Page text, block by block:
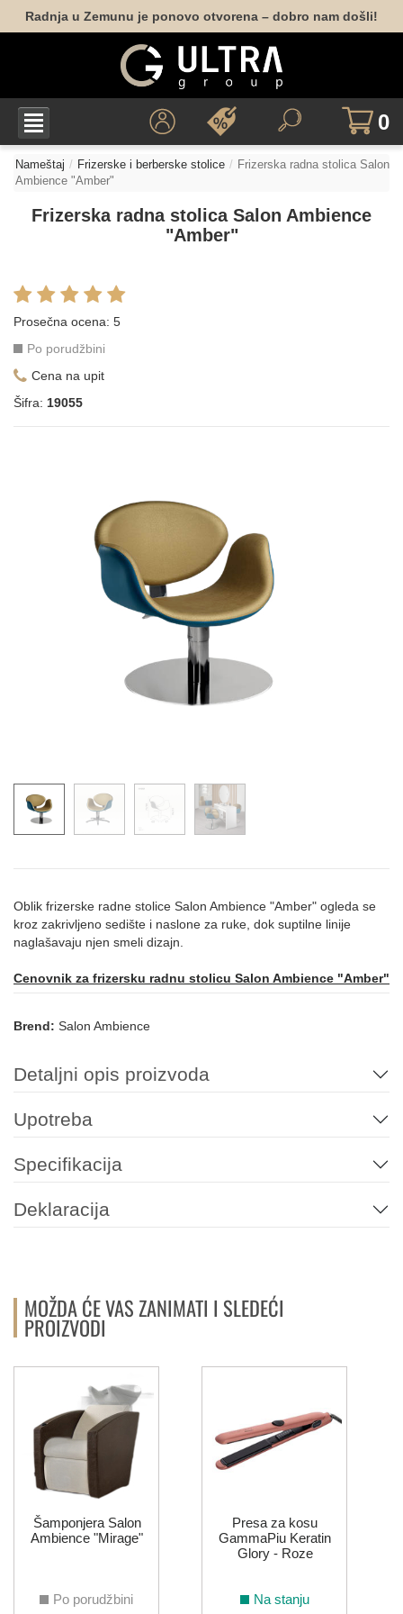
Radnja u Zemunu je ponovo otvorena – dobro nam došli!
0
Nameštaj Frizerske i berberske stolice
Frizerska radna stolica Salon
Ambience "Amber"
Frizerska radna stolica Salon Ambience
"Amber"
Prosečna ocena: 5
Po porudžbini
Cena na upit
Šifra: 19055
Oblik frizerske radne stolice Salon Ambience "Amber" ogleda se
kroz zakrivljeno sedište i naslone za ruke, dok suptilne linije
naglašavaju njen smeli dizajn.
Cenovnik za frizersku radnu stolicu Salon Ambience "Amber"
Brend: Salon Ambience
Detaljni opis proizvoda
Upotreba
Specifikacija
Deklaracija
MOŽDA ĆE VAS ZANIMATI I SLEDEĆI
PROIZVODI
Šamponjera Salon
Ambience "Mirage"
Po porudžbini
Presa za kosu
GammaPiu Keratin
Glory - Roze
Na stanju